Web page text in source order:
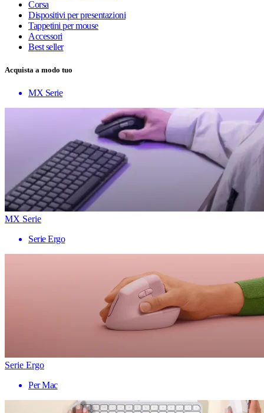
Corsa
Dispositivi per presentazioni
Tappetini per mouse
Accessori
Best seller
Acquista a modo tuo
MX Serie
MX Serie
Serie Ergo
Serie Ergo
Per Mac